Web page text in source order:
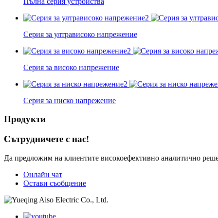
Серия за ултрависоко напрежение
Серия за високо напрежение
Серия за ниско напрежение
Продукти
Сътрудничете с нас!
Да предложим на клиентите високоефективно аналитично
Онлайн чат
Остави съобщение